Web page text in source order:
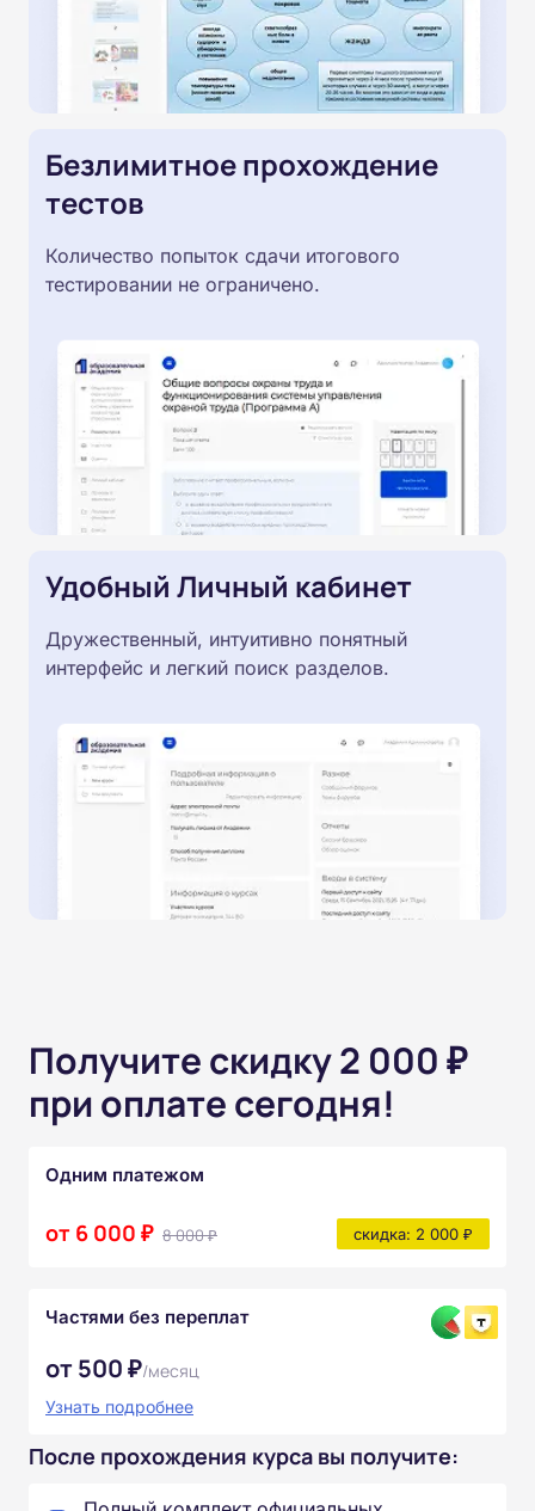
Безлимитное прохождение
тестов
Количество попыток сдачи итогового
тестировании не ограничено.
Удобный Личный кабинет
Дружественный, интуитивно понятный
интерфейс и легкий поиск разделов.
Получите скидку 2 000 ₽
при оплате сегодня!
Одним платежом
от 6 000 ₽ 8 000 ₽ скидка: 2 000 ₽
Частями без переплат
от 500 ₽/месяц
Узнать подробнее
После прохождения курса вы получите: